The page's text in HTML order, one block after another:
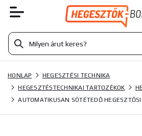
HONLAP
HEGESZTÉSI TECHNIKA
HEGESZTÉSTECHNIKAI TARTOZÉKOK
AUTOMATIKUSAN SÖTÉTEDŐ